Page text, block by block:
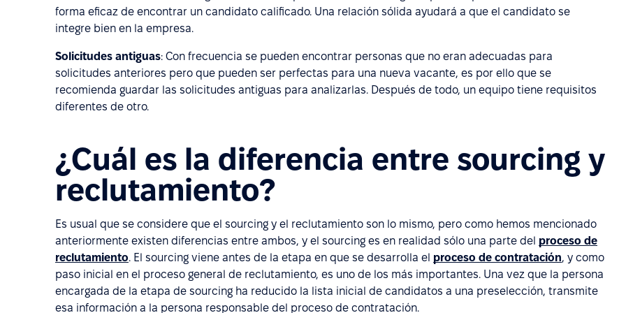
forma eficaz de encontrar un candidato calificado. Una relación sólida ayudará a que el candidato se
integre bien en la empresa.
Solicitudes antiguas: Con frecuencia se pueden encontrar personas que no eran adecuadas para
solicitudes anteriores pero que pueden ser perfectas para una nueva vacante, es por ello que se
recomienda guardar las solicitudes antiguas para analizarlas. Después de todo, un equipo tiene requisitos
diferentes de otro.
¿Cuál es la diferencia entre sourcing y
reclutamiento?
Es usual que se considere que el sourcing y el reclutamiento son lo mismo, pero como hemos mencionado
anteriormente existen diferencias entre ambos, y el sourcing es en realidad sólo una parte del proceso de
reclutamiento. El sourcing viene antes de la etapa en que se desarrolla el proceso de contratación, y como
paso inicial en el proceso general de reclutamiento, es uno de los más importantes. Una vez que la persona
encargada de la etapa de sourcing ha reducido la lista inicial de candidatos a una preselección, transmite
esa información a la persona responsable del proceso de contratación.